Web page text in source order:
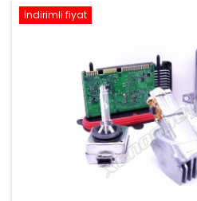
İndirimli fiyat